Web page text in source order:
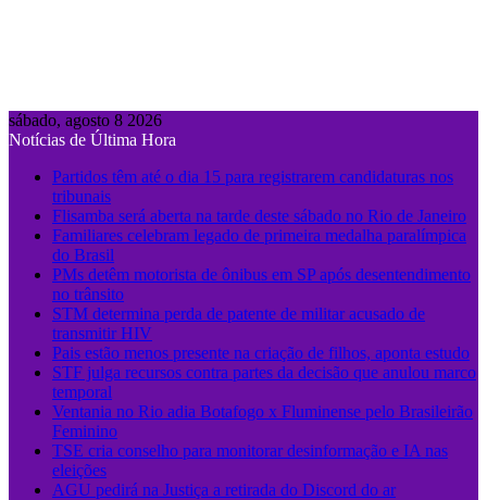
sábado, agosto 8 2026
Notícias de Última Hora
Partidos têm até o dia 15 para registrarem candidaturas nos
tribunais
Flisamba será aberta na tarde deste sábado no Rio de Janeiro
Familiares celebram legado de primeira medalha paralímpica
do Brasil
PMs detêm motorista de ônibus em SP após desentendimento
no trânsito
STM determina perda de patente de militar acusado de
transmitir HIV
Pais estão menos presente na criação de filhos, aponta estudo
STF julga recursos contra partes da decisão que anulou marco
temporal
Ventania no Rio adia Botafogo x Fluminense pelo Brasileirão
Feminino
TSE cria conselho para monitorar desinformação e IA nas
eleições
AGU pedirá na Justiça a retirada do Discord do ar